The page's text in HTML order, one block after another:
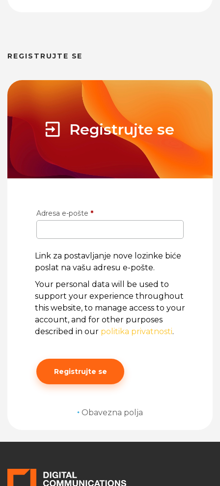
REGISTRUJTE SE
Registrujte se
Adresa e-pošte *
Link za postavljanje nove lozinke biće
poslat na vašu adresu e-pošte.
Your personal data will be used to
support your experience throughout
this website, to manage access to your
account, and for other purposes
described in our politika privatnosti.
Registrujte se
* Obavezna polja